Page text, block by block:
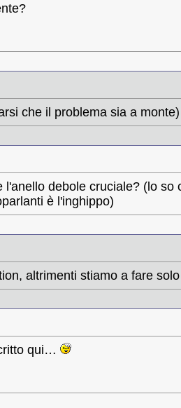
che il problema sia a monte)
debole cruciale? (lo so
è l'inghippo)
altrimenti stiamo a fare
qui…